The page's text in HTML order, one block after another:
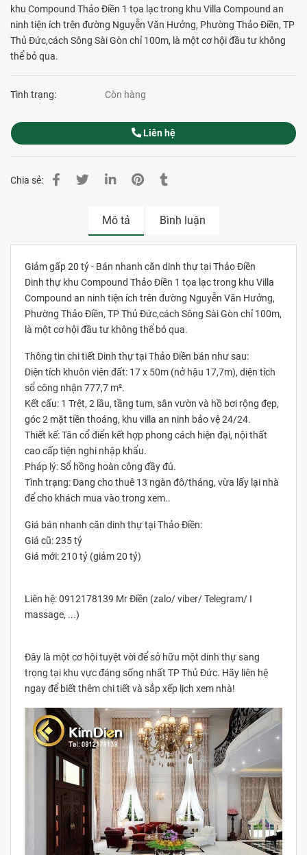
khu Compound Thảo Điền 1 tọa lạc trong khu Villa Compound an
ninh tiện ích trên đường Nguyễn Văn Hưởng, Phường Thảo Điền, TP
Thủ Đức,cách Sông Sài Gòn chỉ 100m, là một cơ hội đầu tư không
thể bỏ qua.
Tình trạng: Còn hàng
Liên hệ
Chia sẻ:
Mô tả Bình luận
Giảm gấp 20 tỷ - Bán nhanh căn dinh thự tại Thảo Điền
Dinh thự khu Compound Thảo Điền 1 tọa lạc trong khu Villa
Compound an ninh tiện ích trên đường Nguyễn Văn Hưởng,
Phường Thảo Điền, TP Thủ Đức,cách Sông Sài Gòn chỉ 100m,
là một cơ hội đầu tư không thể bỏ qua.
Thông tin chi tiết Dinh thự tại Thảo Điền bán như sau:
Diện tích khuôn viên đất: 17 x 50m (nở hậu 17,7m), diện tích
sổ công nhận 777,7 m².
Kết cấu: 1 Trệt, 2 lầu, tầng tum, sân vườn và hồ bơi rộng đẹp,
góc 2 mặt tiền thoáng, khu villa an ninh bảo vệ 24/24.
Thiết kế: Tân cổ điển kết hợp phong cách hiện đại, nội thất
cao cấp tiện nghi nhập khẩu.
Pháp lý: Sổ hồng hoàn công đầy đủ.
Tình trạng: Đang cho thuê 13 ngàn đô/tháng, vừa lấy lại nhà
để cho khách mua vào trong xem..
Giá bán nhanh căn dinh thự tại Thảo Điền:
Giá cũ: 235 tỷ
Giá mới: 210 tỷ (giảm 20 tỷ)
Liên hệ: 0912178139 Mr Điền (zalo/ viber/ Telegram/ I
massage, ...)
Đây là một cơ hội tuyệt vời để sở hữu một dinh thự sang
trọng tại khu vực đáng sống nhất TP Thủ Đức. Hãy liên hệ
ngay để biết thêm chi tiết và sắp xếp lịch xem nhà!